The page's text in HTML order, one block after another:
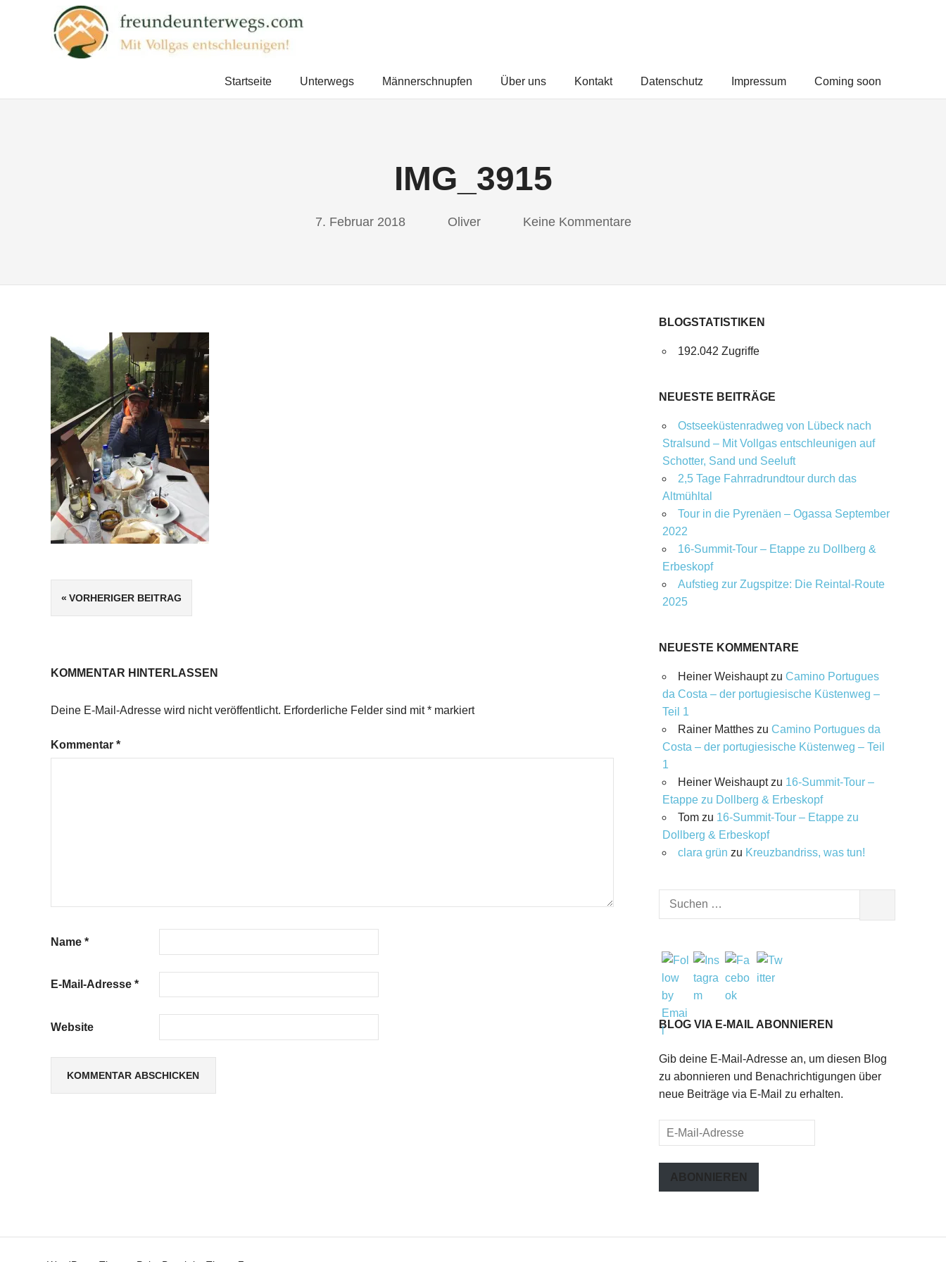
Startseite Unterwegs Männerschnupfen Über uns Kontakt Datenschutz Impressum Coming soon
IMG_3915
7. Februar 2018 Oliver Keine Kommentare
Beitragsnavigation
VORHERIGER BEITRAG
KOMMENTAR HINTERLASSEN
Deine E-Mail-Adresse wird nicht veröffentlicht. Erforderliche Felder sind mit* markiert
Kommentar *
Name *
E-Mail-Adresse *
Website
BLOGSTATISTIKEN
192.042 Zugriffe
NEUESTE BEITRÄGE
Ostseeküstenradweg von Lübeck nach
Stralsund – Mit Vollgas entschleunigen auf
Schotter, Sand und Seeluft
2,5 Tage Fahrradrundtour durch das
Altmühltal
Tour in die Pyrenäen – Ogassa September
2022
16‑Summit‑Tour – Etappe zu Dollberg &
Erbeskopf
Aufstieg zur Zugspitze: Die Reintal-Route
2025
NEUESTE KOMMENTARE
Heiner Weishauptzu Camino Portugues
da Costa – der portugiesische Küstenweg –
Teil 1
Rainer Mattheszu Camino Portugues da
Costa – der portugiesische Küstenweg – Teil
1
Heiner Weishauptzu 16‑Summit‑Tour –
Etappe zu Dollberg & Erbeskopf
Tomzu 16‑Summit‑Tour – Etappe zu
Dollberg & Erbeskopf
clara grün zu Kreuzbandriss, was tun!
Suchen
BLOG VIA E-MAIL ABONNIEREN
Gib deine E-Mail-Adresse an, um diesen Blog
zu abonnieren und Benachrichtigungen über
neue Beiträge via E-Mail zu erhalten.
E-
Mail-
Adresse
ABONNIEREN